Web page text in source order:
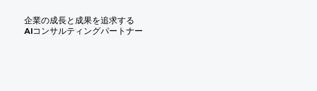
企業の成長と成果を追求する
AIコンサルティングパートナー